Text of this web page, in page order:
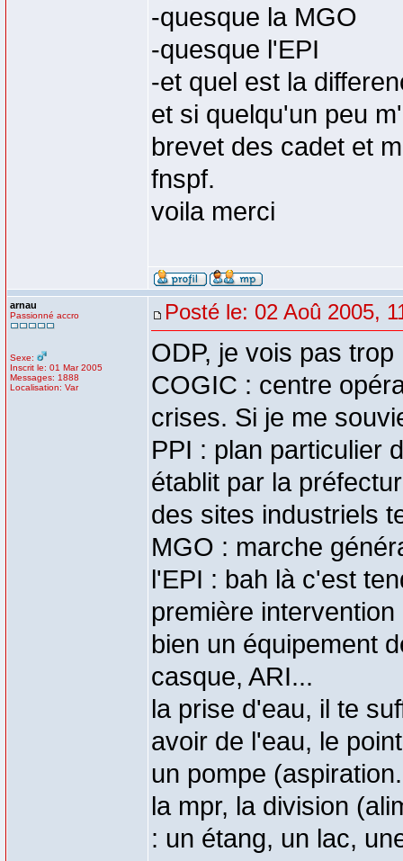
-quesque la MGO
-quesque l'EPI
-et quel est la
et si quelqu'un peu
brevet des cadet et
fnspf.
voila merci
arnau
Passionné accro
Sexe:
Inscrit le: 01 Mar 2005
Messages: 1888
Localisation: Var
Posté le: 02 Aoû 2005,
ODP, je vois pas
COGIC : centre
crises. Si je me
PPI : plan particulier
établit par la
des sites industriels
MGO : marche
l'EPI : bah là c'est
première
bien un équipement
casque, ARI...
la prise d'eau, il te
avoir de l'eau, le
un pompe
la mpr, la division
: un étang, un lac,